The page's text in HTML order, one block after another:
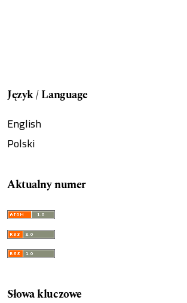
Język / Language
English
Polski
Aktualny numer
Słowa kluczowe